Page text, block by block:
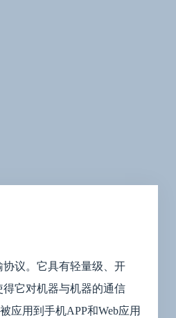
议。它具有轻量级、开
它对机器与机器的通信
应用到手机APP和Web应用